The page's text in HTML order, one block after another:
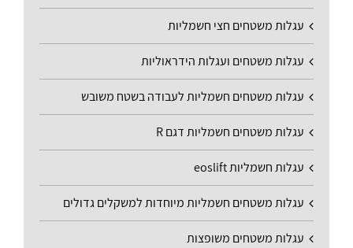
עגלות משטחים חצי חשמליות
עגלות משטחים ועגלות הידראוליות
עגלות משטחים חשמליות לעבודה בשטח משובש
עגלות משטחים חשמליות דגם R
עגלות חשמליות eoslift
עגלות משטחים חשמליות מיוחדות למשקלים גדולים
עגלות משטחים משופצות